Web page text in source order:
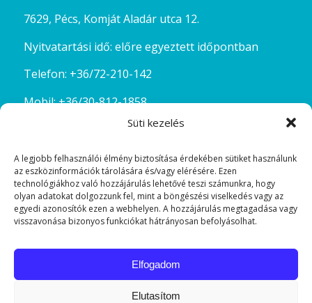
Süti kezelés
A legjobb felhasználói élmény biztosítása érdekében sütiket használunk
az eszközinformációk tárolására és/vagy elérésére. Ezen
technológiákhoz való hozzájárulás lehetővé teszi számunkra, hogy
olyan adatokat dolgozzunk fel, mint a böngészési viselkedés vagy az
egyedi azonosítók ezen a webhelyen. A hozzájárulás megtagadása vagy
visszavonása bizonyos funkciókat hátrányosan befolyásolhat.
Elfogadom
Elutasítom
7629, Pécs, Komját Aladár utca 12.
Nyitvatartási idő: előre egyeztett időpontban
Telefon: +36/72-210-142
Mobil:+36/30-812-1858
kostolda@szinesgyongyok.hu
FACEBOOK